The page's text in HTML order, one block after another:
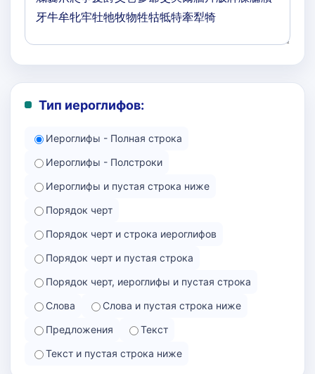
Тип иероглифов:
Иероглифы - Полная строка
Иероглифы - Полстроки
Иероглифы и пустая строка ниже
Порядок черт
Порядок черт и строка иероглифов
Порядок черт и пустая строка
Порядок черт, иероглифы и пустая строка
Слова
Слова и пустая строка ниже
Предложения
Текст
Текст и пустая строка ниже